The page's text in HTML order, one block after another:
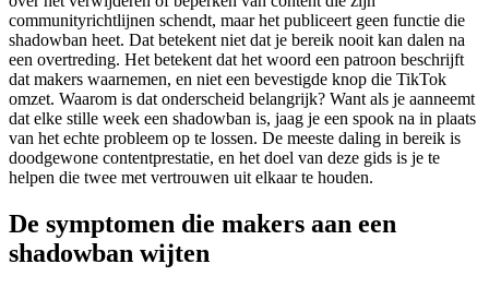
communityrichtlijnen schendt, maar het publiceert geen functie die
shadowban heet. Dat betekent niet dat je bereik nooit kan dalen na
een overtreding. Het betekent dat het woord een patroon beschrijft
dat makers waarnemen, en niet een bevestigde knop die TikTok
omzet. Waarom is dat onderscheid belangrijk? Want als je aanneemt
dat elke stille week een shadowban is, jaag je een spook na in plaats
van het echte probleem op te lossen. De meeste daling in bereik is
doodgewone contentprestatie, en het doel van deze gids is je te
helpen die twee met vertrouwen uit elkaar te houden.
De symptomen die makers aan een
shadowban wijten